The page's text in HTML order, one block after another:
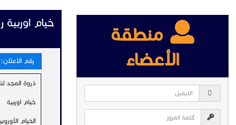
منطقة
الأعضاء
خيام
رقم الاعلان: 48221
ذروة المجد
خيام اوربية
الخيام